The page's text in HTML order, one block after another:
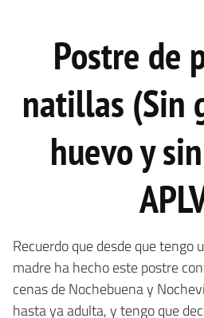
Postre de
natillas (Sin
huevo y
Recuerdo que desde que tengo
madre ha hecho este postre
cenas de Nochebuena y
hasta ya adulta, y tengo que